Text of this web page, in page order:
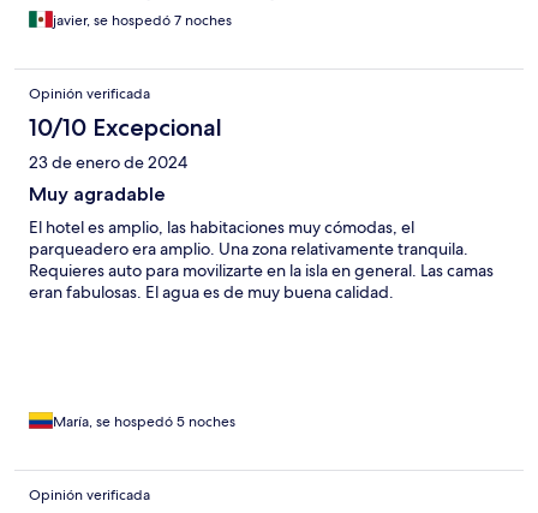
javier, se hospedó 7 noches
Opinión verificada
10/10 Excepcional
23 de enero de 2024
Muy agradable
El hotel es amplio, las habitaciones muy cómodas, el
parqueadero era amplio. Una zona relativamente tranquila.
Requieres auto para movilizarte en la isla en general. Las camas
eran fabulosas. El agua es de muy buena calidad.
María, se hospedó 5 noches
Opinión verificada